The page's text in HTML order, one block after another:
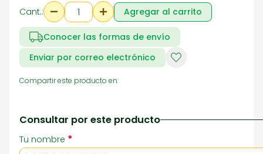
Cant.: Agregar al carrito
Conocer las formas de envío
Enviar por correo electrónico
Compartir este producto en:
Consultar por este producto
Tu nombre *